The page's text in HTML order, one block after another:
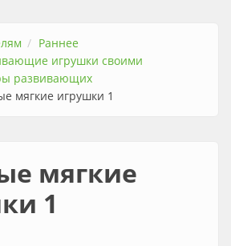
Раннее
игрушки своими
развивающих
мягкие игрушки 1
мягкие
1